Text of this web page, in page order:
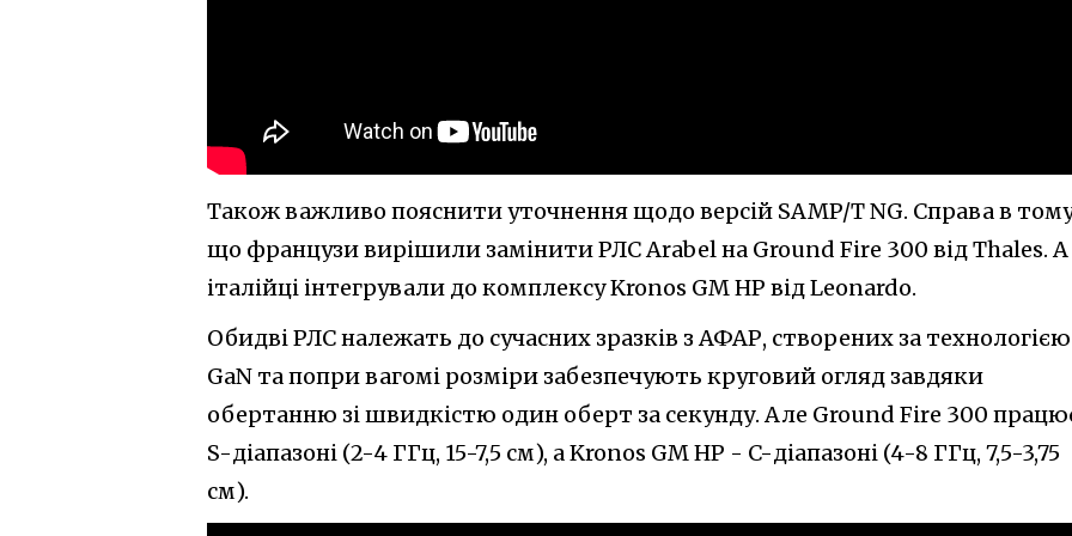
Також важливо пояснити уточнення щодо версій SAMP/T NG. Справа в
що французи вирішили замінити РЛС Arabel на Ground Fire 300 від Thales. А
італійці інтегрували до комплексу Kronos GM HP від Leonardo.
Обидві РЛС належать до сучасних зразків з АФАР, створених за технологією
GaN та попри вагомі розміри забезпечують круговий огляд завдяки
обертанню зі швидкістю один оберт за секунду. Але Ground Fire 300
S-діапазоні (2-4 ГГц, 15-7,5 см), а Kronos GM HP - C-діапазоні (4-8 ГГц, 7,5-3,75
см).